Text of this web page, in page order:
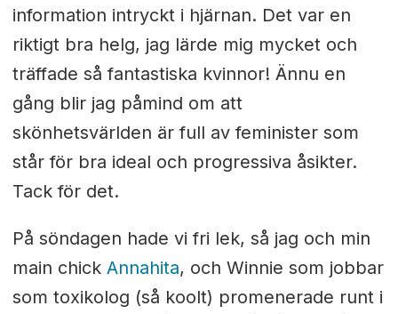
information intryckt i hjärnan. Det var en
riktigt bra helg, jag lärde mig mycket och
träffade så fantastiska kvinnor! Ännu en
gång blir jag påmind om att
skönhetsvärlden är full av feminister som
står för bra ideal och progressiva åsikter.
Tack för det.
På söndagen hade vi fri lek, så jag och min
main chick Annahita, och Winnie som jobbar
som toxikolog (så koolt) promenerade runt i